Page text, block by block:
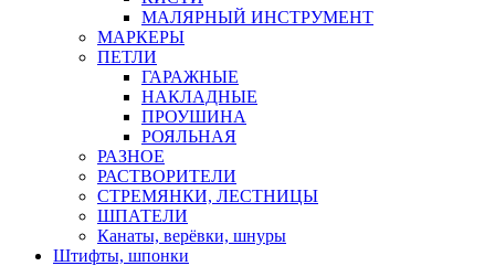
МАЛЯРНЫЙ ИНСТРУМЕНТ
МАРКЕРЫ
ПЕТЛИ
ГАРАЖНЫЕ
НАКЛАДНЫЕ
ПРОУШИНА
РОЯЛЬНАЯ
РАЗНОЕ
РАСТВОРИТЕЛИ
СТРЕМЯНКИ, ЛЕСТНИЦЫ
ШПАТЕЛИ
Канаты, верёвки, шнуры
Штифты, шпонки